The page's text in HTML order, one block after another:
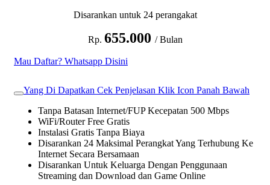
Disarankan untuk 24 perangakat
Rp. 655.000 / Bulan
Mau Daftar? Whatsapp Disini
Yang Di Dapatkan Cek Penjelasan Klik Icon Panah Bawah
Tanpa Batasan Internet/FUP Kecepatan 500 Mbps
WiFi/Router Free Gratis
Instalasi Gratis Tanpa Biaya
Disarankan 24 Maksimal Perangkat Yang Terhubung Ke
Internet Secara Bersamaan
Disarankan Untuk Keluarga Dengan Penggunaan
Streaming dan Download dan Game Online